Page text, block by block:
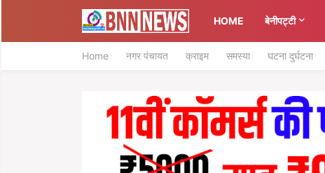
HOME बेनीपट्टी
Home नगर पंचायत क्राइम समस्या घटना दुर्घटना